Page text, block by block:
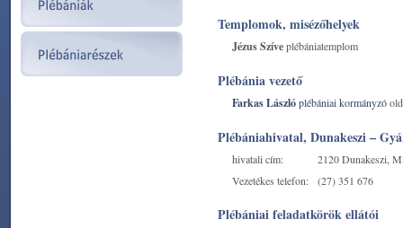
Templomok, misézőhelyek
Jézus Szíveplébániatemplom
Plébánia vezető
Farkas Lászlóplébániai kormányzó
Plébániahivatal, Dunakeszi –
hivatali cím:
2120 Dunakeszi,
Vezetékes telefon:
(27) 351 676
Plébániai feladatkörök ellátói